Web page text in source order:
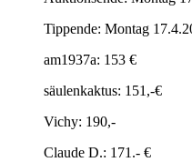
Tippende: Montag
am1937a: 153 €
säulenkaktus: 151,-€
Vichy: 190,-
Claude D.: 171.- €